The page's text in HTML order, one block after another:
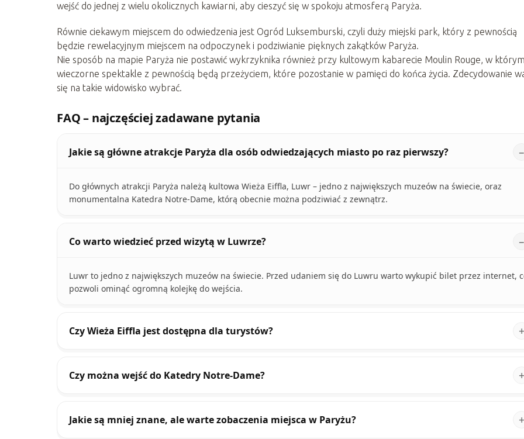
wejść do jednej z wielu okolicznych kawiarni, aby cieszyć się w spokoju atmosferą Paryża.
Równie ciekawym miejscem do odwiedzenia jest Ogród Luksemburski, czyli duży miejski park, który z pewnością
będzie rewelacyjnym miejscem na odpoczynek i podziwianie pięknych zakątków Paryża.
Nie sposób na mapie Paryża nie postawić wykrzyknika również przy kultowym kabarecie Moulin Rouge, w którym
wieczorne spektakle z pewnością będą przeżyciem, które pozostanie w pamięci do końca życia. Zdecydowanie
się na takie widowisko wybrać.
FAQ – najczęściej zadawane pytania
Jakie są główne atrakcje Paryża dla osób odwiedzających miasto po raz pierwszy?
Do głównych atrakcji Paryża należą kultowa Wieża Eiffla, Luwr – jedno z największych muzeów na świecie, oraz
monumentalna Katedra Notre-Dame, którą obecnie można podziwiać z zewnątrz.
Co warto wiedzieć przed wizytą w Luwrze?
Luwr to jedno z największych muzeów na świecie. Przed udaniem się do Luwru warto wykupić bilet przez internet,
pozwoli ominąć ogromną kolejkę do wejścia.
Czy Wieża Eiffla jest dostępna dla turystów?
Czy można wejść do Katedry Notre-Dame?
Jakie są mniej znane, ale warte zobaczenia miejsca w Paryżu?